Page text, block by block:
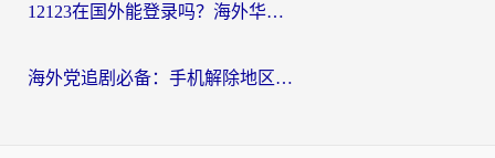
12123在国外能登录吗？海外华人必看的回国加速实用指南
海外党追剧必备：手机解除地区限制app怎么选？解决央视视频&国内剧地区限制全指南